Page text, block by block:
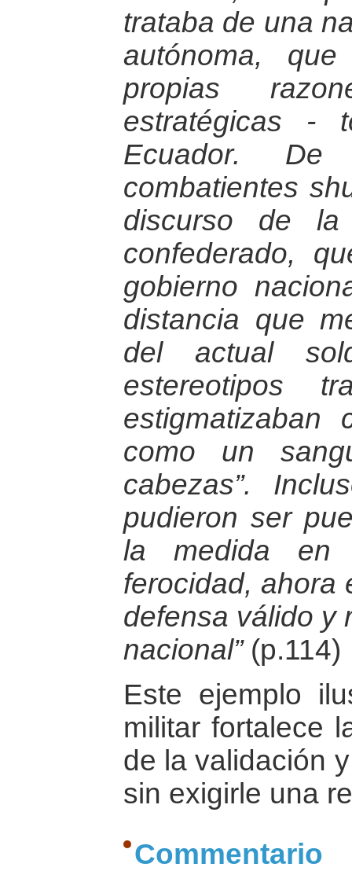
trataba de una
autónoma,
propias
estratégicas -
Ecuador.
combatientes
discurso de
confederado,
gobierno
distancia que
del actual
estereotipos
estigmatizaban
como un
cabezas”.
pudieron ser
la medida en
ferocidad, ahora
defensa válido y
nacional”(p.114)
Este ejemplo
militar fortalece
de la validación
sin exigirle una
Commentario